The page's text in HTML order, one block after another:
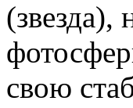
(звезда),
свою